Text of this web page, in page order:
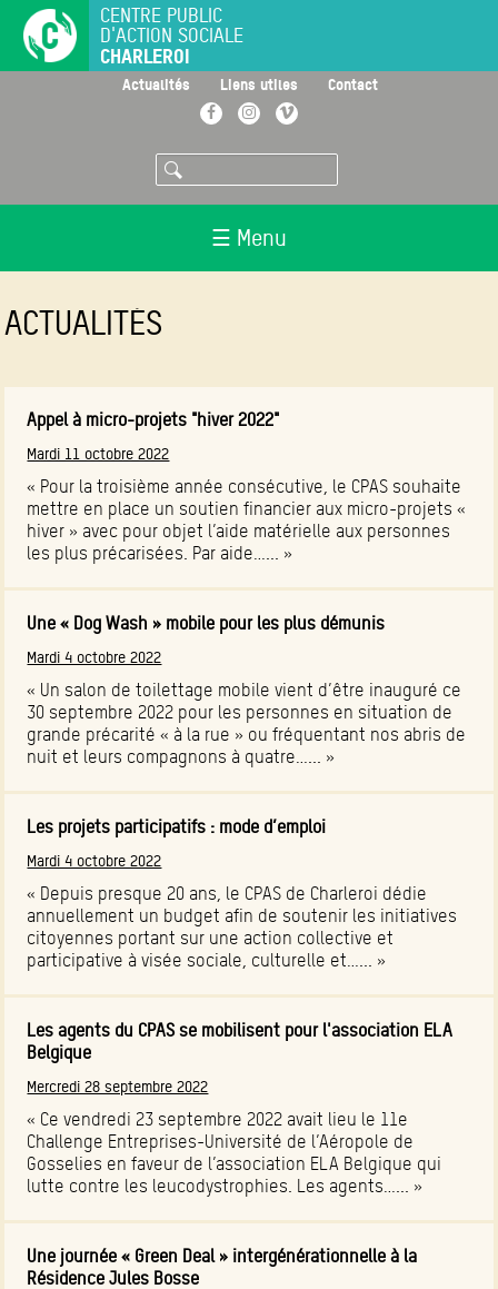
principal
CENTRE PUBLIC
D'ACTION SOCIALE
CHARLEROI
Actualités Liens utiles Contact
FacebookInstagramVimeo
Rechercher
☰ Menu
ACTUALITÉS
Appel à micro-projets "hiver 2022"
Mardi 11 octobre 2022
« Pour la troisième année consécutive, le CPAS souhaite
mettre en place un soutien financier aux micro-projets «
hiver » avec pour objet l’aide matérielle aux personnes
les plus précarisées. Par aide…... »
Une « Dog Wash » mobile pour les plus démunis
Mardi 4 octobre 2022
« Un salon de toilettage mobile vient d’être inauguré ce
30 septembre 2022 pour les personnes en situation de
grande précarité « à la rue » ou fréquentant nos abris de
nuit et leurs compagnons à quatre…... »
Les projets participatifs : mode d’emploi
Mardi 4 octobre 2022
« Depuis presque 20 ans, le CPAS de Charleroi dédie
annuellement un budget afin de soutenir les initiatives
citoyennes portant sur une action collective et
participative à visée sociale, culturelle et…... »
Les agents du CPAS se mobilisent pour l'association ELA
Belgique
Mercredi 28 septembre 2022
« Ce vendredi 23 septembre 2022 avait lieu le 11e
Challenge Entreprises-Université de l’Aéropole de
Gosselies en faveur de l’association ELA Belgique qui
lutte contre les leucodystrophies. Les agents…... »
Une journée « Green Deal » intergénérationnelle à la
Résidence Jules Bosse